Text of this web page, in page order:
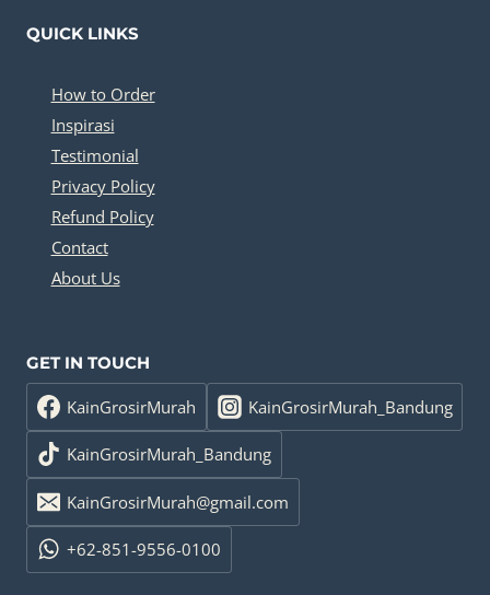
QUICK LINKS
How to Order
Inspirasi
Testimonial
Privacy Policy
Refund Policy
Contact
About Us
GET IN TOUCH
KainGrosirMurah KainGrosirMurah_Bandung
KainGrosirMurah_Bandung
KainGrosirMurah@gmail.com
+62-851-9556-0100